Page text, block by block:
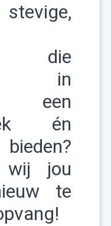
die
in
een
én
wij jou
te